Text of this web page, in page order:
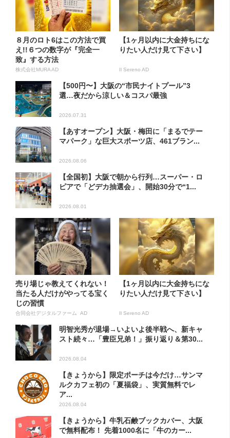
８月のロト6はこの方法で買
え!!６つの数字が『完全一
致』する方法
株式会社MURA AD
【1ヶ月以内に大金持ちにな
りたい人だけ見て下さい】
Il Sereno AD
【500円〜】大阪の“市民ナイトプール”3
選…夜だから涼しい＆コスパ最強
2026.07.31
【あすオープン】大阪・梅田に「まるでテー
マパーク」な巨大スポーツ店、461ブラン...
2026.08.06
【全国初】大阪で朝から行列…スーパー・ロ
ピアで「どデカ抽選会」、開始30分で“1...
2026.08.01
売り場じゃ教えてくれない！
当たる人だけがやってる宝く
じの習慣
合同会社デジタルファーム AD
【1ヶ月以内に大金持ちにな
りたい人だけ見て下さい】
Il Sereno AD
明智光秀が退場→いよいよ後半戦へ、新キャ
スト続々…「豊臣兄弟！」振り返り＆第30...
2026.08.04
【きょうから】限定ポーチは今だけ…サンマ
ルクカフェ初の「夏福袋」、実質無料でレ
ア...
2026.08.04
【きょうから】牛乳石鹸ブックカバー、大阪
で無料配布！ 先着1000名に「牛のカー...